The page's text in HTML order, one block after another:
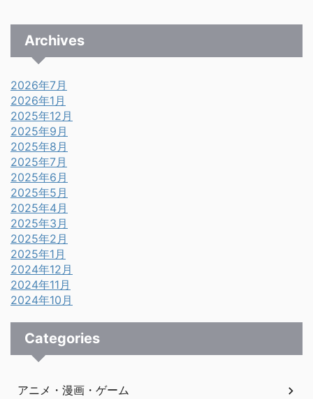
Archives
2026年7月
2026年1月
2025年12月
2025年9月
2025年8月
2025年7月
2025年6月
2025年5月
2025年4月
2025年3月
2025年2月
2025年1月
2024年12月
2024年11月
2024年10月
Categories
アニメ・漫画・ゲーム